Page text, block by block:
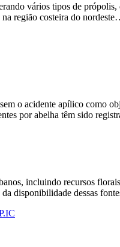
vários tipos de própolis,
região costeira do
o acidente apílico como
por abelha têm sido
incluindo recursos
da disponibilidade dessas